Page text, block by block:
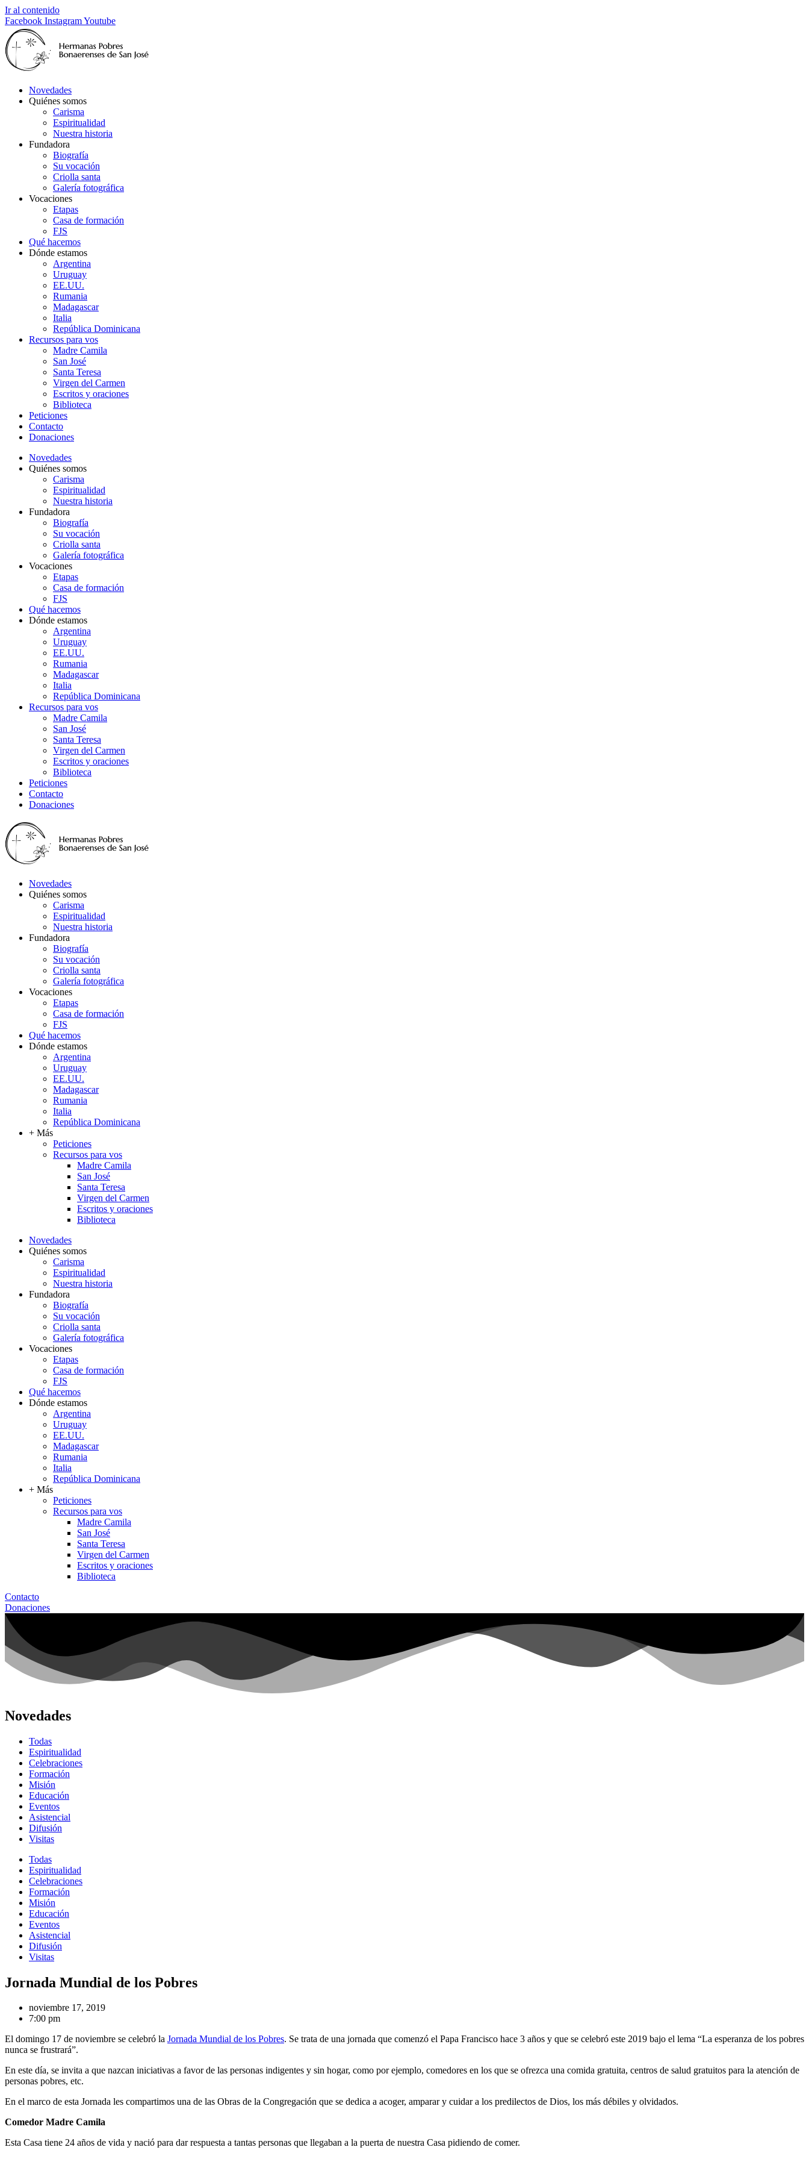
Ir al contenido
Facebook InstagramYoutube
Novedades
Quiénes somos
Carisma
Espiritualidad
Nuestra historia
Fundadora
Biografía
Su vocación
Criolla santa
Galería fotográfica
Vocaciones
Etapas
Casa de formación
FJS
Qué hacemos
Dónde estamos
Argentina
Uruguay
EE.UU.
Rumania
Madagascar
Italia
República Dominicana
Recursos para vos
Madre Camila
San José
Santa Teresa
Virgen del Carmen
Escritos y oraciones
Biblioteca
Peticiones
Contacto
Donaciones
Novedades
Quiénes somos
Carisma
Espiritualidad
Nuestra historia
Fundadora
Biografía
Su vocación
Criolla santa
Galería fotográfica
Vocaciones
Etapas
Casa de formación
FJS
Qué hacemos
Dónde estamos
Argentina
Uruguay
EE.UU.
Rumania
Madagascar
Italia
República Dominicana
Recursos para vos
Madre Camila
San José
Santa Teresa
Virgen del Carmen
Escritos y oraciones
Biblioteca
Peticiones
Contacto
Donaciones
Novedades
Quiénes somos
Carisma
Espiritualidad
Nuestra historia
Fundadora
Biografía
Su vocación
Criolla santa
Galería fotográfica
Vocaciones
Etapas
Casa de formación
FJS
Qué hacemos
Dónde estamos
Argentina
Uruguay
EE.UU.
Madagascar
Rumania
Italia
República Dominicana
+ Más
Peticiones
Recursos para vos
Madre Camila
San José
Santa Teresa
Virgen del Carmen
Escritos y oraciones
Biblioteca
Novedades
Quiénes somos
Carisma
Espiritualidad
Nuestra historia
Fundadora
Biografía
Su vocación
Criolla santa
Galería fotográfica
Vocaciones
Etapas
Casa de formación
FJS
Qué hacemos
Dónde estamos
Argentina
Uruguay
EE.UU.
Madagascar
Rumania
Italia
República Dominicana
+ Más
Peticiones
Recursos para vos
Madre Camila
San José
Santa Teresa
Virgen del Carmen
Escritos y oraciones
Biblioteca
Contacto
Donaciones
Novedades
Todas
Espiritualidad
Celebraciones
Formación
Misión
Educación
Eventos
Asistencial
Difusión
Visitas
Todas
Espiritualidad
Celebraciones
Formación
Misión
Educación
Eventos
Asistencial
Difusión
Visitas
Jornada Mundial de los Pobres
noviembre 17, 2019
7:00 pm
El domingo 17 de noviembre se celebró la Jornada Mundial de los Pobres. Se trata de una jornada que comenzó el Papa Francisco hace 3 años y que se celebró este 2019 bajo el lema “La esperanza de los pobres
nunca se frustrará”.
En este día, se invita a que nazcan iniciativas a favor de las personas indigentes y sin hogar, como por ejemplo, comedores en los que se ofrezca una comida gratuita, centros de salud gratuitos para la atención de
personas pobres, etc.
En el marco de esta Jornada les compartimos una de las Obras de la Congregación que se dedica a acoger, amparar y cuidar a los predilectos de Dios, los más débiles y olvidados.
Comedor Madre Camila
Esta Casa tiene 24 años de vida y nació para dar respuesta a tantas personas que llegaban a la puerta de nuestra Casa pidiendo de comer.